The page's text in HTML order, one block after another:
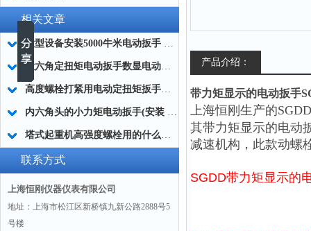
相关文章
大型设备安装5000牛米电动扳手 高强度螺栓紧固电动扳手生产制造商
大六角定扭矩电动扳手数显电动扭矩扳手 桥梁专用电动扭矩扳手数显
高度螺栓打紧用电动定扭矩扳手工具50-5000Nm
内六角头的小力矩电动扳手(安装 装配)生产厂家
塔式起重机高强度螺栓用的什么扭矩扳手(定扭矩电动扳手)
联系方式
上海恒刚仪器仪表有限公司
地址：上海市松江区新桥镇九新公路2888号5
号楼
产品介绍：
带力矩显示的电动扳手
上海恒刚生产的
其带力矩显示的电动
减速机构，此款动螺
SGDD带力矩显示的